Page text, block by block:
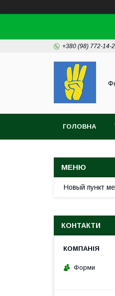
+380 (98) 772-14-
ГОЛОВНА
Новый пункт
КОНТАКТИ
Форми